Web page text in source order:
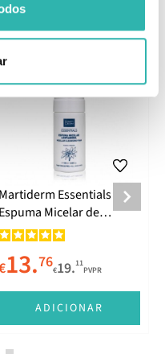
Martiderm Essentials
Espuma Micelar de
100ml
13.76€19.11
PVPR
ADICIONAR